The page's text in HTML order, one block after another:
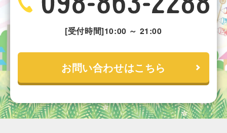
[受付時間]10:00 ～ 21:00
お問い合わせはこちら